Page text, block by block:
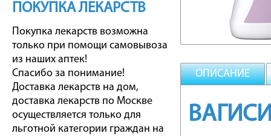
ПОКУПКА ЛЕКАРСТВ
Покупка лекарств возможна
только при помощи самовывоза
из наших аптек!
Спасибо за понимание!
Доставка лекарств на дом,
доставка лекарств по Москве
осуществляется только для
льготной категории граждан на
ОПИСАНИЕ